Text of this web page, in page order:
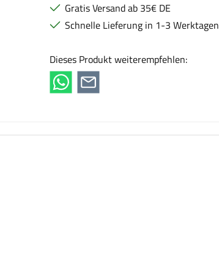
Gratis Versand ab 35€ DE
Schnelle Lieferung in 1-3 Werktagen
Dieses Produkt weiterempfehlen: